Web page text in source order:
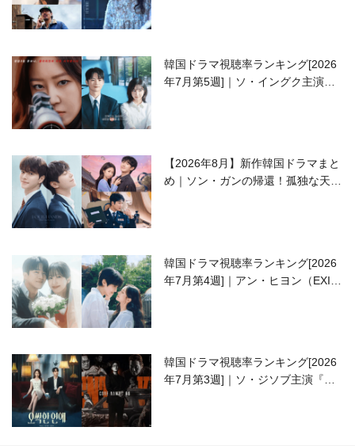
韓国ドラマ視聴率ランキング[2026
年7月第5週]｜ソ・イングク主演の
【2026年8月】新作韓国ドラマまと
め｜ソン・ガンの帰還！孤独な天才
韓国ドラマ視聴率ランキング[2026
年7月第4週]｜アン・ヒヨン（EXID
韓国ドラマ視聴率ランキング[2026
年7月第3週]｜ソ・ジソブ主演『エ